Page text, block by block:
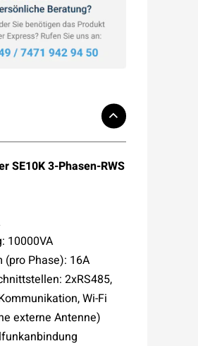
SE10K 3-Phasen-RWS
10000VA
(pro Phase): 16A
2xRS485,
Wi-Fi
externe Antenne)